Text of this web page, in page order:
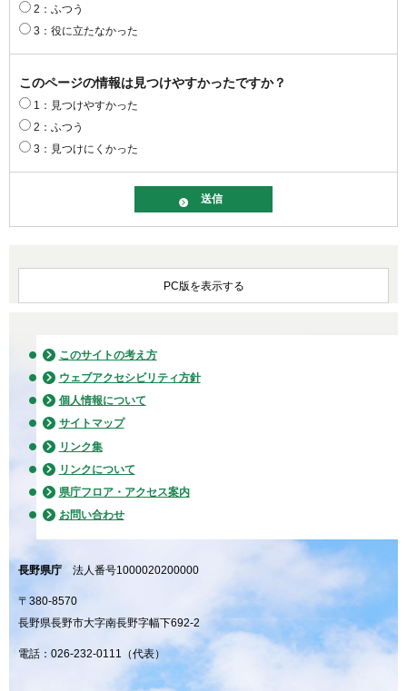
2：ふつう
3：役に立たなかった
このページの情報は見つけやすかったですか？
1：見つけやすかった
2：ふつう
3：見つけにくかった
PC版を表示する
このサイトの考え方
ウェブアクセシビリティ方針
個人情報について
サイトマップ
リンク集
リンクについて
県庁フロア・アクセス案内
お問い合わせ
長野県庁 法人番号1000020200000
〒380-8570
長野県長野市大字南長野字幅下692-2
電話：026-232-0111（代表）